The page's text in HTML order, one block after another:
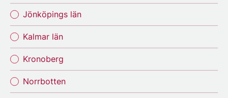
Jönköpings län
Kalmar län
Kronoberg
Norrbotten